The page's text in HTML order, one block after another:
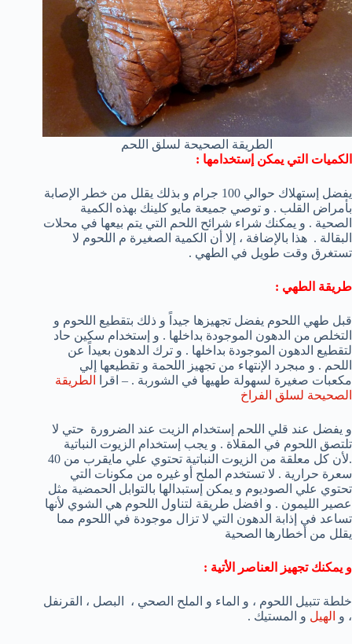
الطريقة الصحيحة لسلق اللحم
الكميات التي يمكن إستخدامها :
يفضل إستهلاك حوالي 100 جرام و بذلك يقلل من خطر الإصابة
بأمراض القلب . و توصي جميعة مايو كلينك بهذه الكمية
الصحية . و يمكنك شراء شرائح اللحم التي يتم بيعها في محلات
البقالة . هذا بالإضافة ، إلا أن الكمية الصغيرة م اللحوم لا
تستغرق وقت طويل في الطهي .
طريقة الطهي :
قبل طهي اللحوم يفضل تجهيزها جيداً و ذلك بتقطيع اللحوم و
التخلص من الدهون الموجودة بداخلها . و إستخدام سكين حاد
لتقطيع الدهون الموجودة بداخلها . و ترك الدهون بعيداً عن
اللحم . و مبجرد الإنتهاء من تجهيز اللحمة و تقطيعها إلي
مكعبات صغيرة لسهولة طهيها في الشوربة . – اقرا
الطريقة
الصحيحة لسلق الفراخ
و يفضل عند قلي اللحم إستخدام الزيت عند الضرورة حتي لا
تلتصق اللحوم في المقلاة . و يجب إستخدام الزيوت النباتية
.لأن كل معلقة من الزيوت النباتية تحتوي علي مايقرب من 40
سعرة حرارية . لا تستخدم الملح أو غيره من مكونات التي
تحتوي علي الصوديوم و يمكن إستبدالها بالتوابل الحمضية مثل
عصير الليمون . و افضل طريقة لتناول اللحوم هي الشوي لأنها
تساعد في إذابة الدهون التي لا تزال موجودة في اللحوم مما
يقلل من أخطارها الصحية
و يمكنك تجهيز العناصر الأتية :
خلطة تتبيل اللحوم ، و الماء و الملح الصحي ، البصل ، القرنفل
، و الهيل و المستيك .